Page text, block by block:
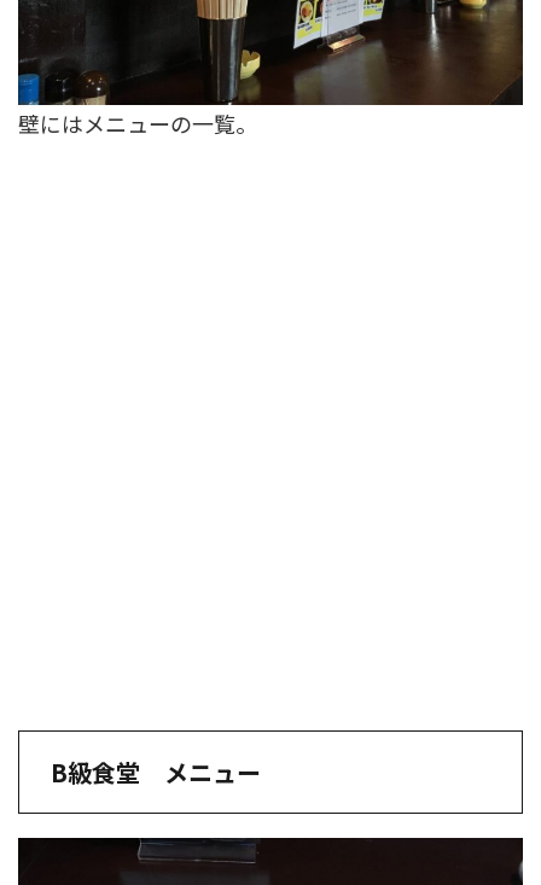
壁にはメニューの一覧。
B級食堂 メニュー